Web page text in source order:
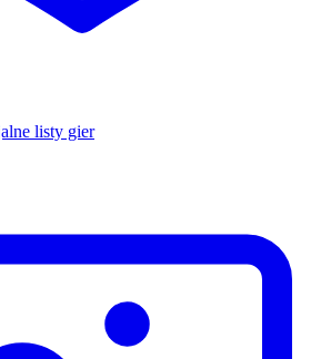
listy gier